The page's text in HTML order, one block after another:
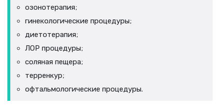
озонотерапия;
гинекологические процедуры;
диетотерапия;
ЛОР процедуры;
соляная пещера;
терренкур;
офтальмологические процедуры.